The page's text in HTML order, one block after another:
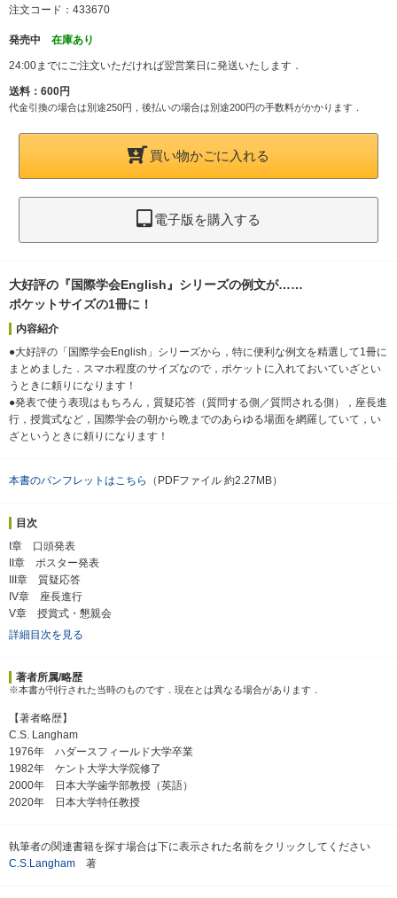
注文コード：433670
発売中 在庫あり
24:00までにご注文いただければ翌営業日に発送いたします．
送料：600円
代金引換の場合は別途250円，後払いの場合は別途200円の手数料がかかります．
買い物かごに入れる
電子版を購入する
大好評の『国際学会English』シリーズの例文が……
ポケットサイズの1冊に！
内容紹介
●大好評の「国際学会English」シリーズから，特に便利な例文を精選して1冊に
まとめました．スマホ程度のサイズなので，ポケットに入れておいていざとい
うときに頼りになります！
●発表で使う表現はもちろん，質疑応答（質問する側／質問される側），座長進
行，授賞式など，国際学会の朝から晩までのあらゆる場面を網羅していて，い
ざというときに頼りになります！
本書のパンフレットはこちら （PDFファイル 約2.27MB）
目次
I章 口頭発表
II章 ポスター発表
III章 質疑応答
IV章 座長進行
V章 授賞式・懇親会
詳細目次を見る
著者所属/略歴
※本書が刊行された当時のものです．現在とは異なる場合があります．
【著者略歴】
C.S. Langham
1976年 ハダースフィールド大学卒業
1982年 ケント大学大学院修了
2000年 日本大学歯学部教授（英語）
2020年 日本大学特任教授
執筆者の関連書籍を探す場合は下に表示された名前をクリックしてください
C.S.Langham 著